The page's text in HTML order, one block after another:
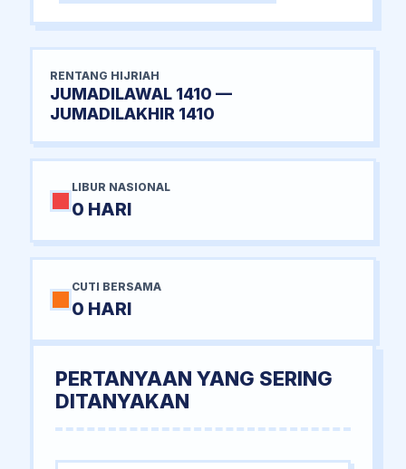
RENTANG HIJRIAH
JUMADILAWAL 1410 —
JUMADILAKHIR 1410
LIBUR NASIONAL
0 HARI
CUTI BERSAMA
0 HARI
PERTANYAAN YANG SERING
DITANYAKAN